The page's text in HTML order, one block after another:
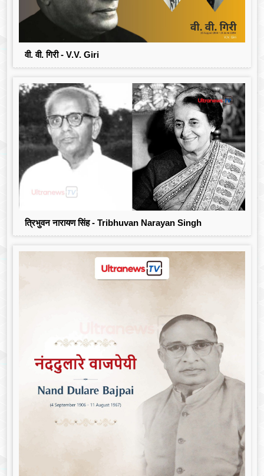
वी. वी. गिरी - V.V. Giri
त्रिभुवन नारायण सिंह - Tribhuvan Narayan Singh